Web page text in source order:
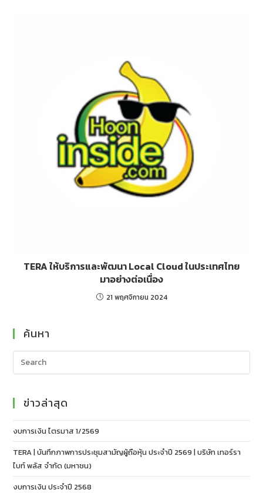
TERA ให้บริการและพัฒนา Local Cloud ในประเทศไทย
มาอย่างต่อเนื่อง
21 พฤศจิกายน 2024
ค้นหา
ข่าวล่าสุด
งบการเงิน ไตรมาส 1/2569
TERA | บันทึกภาพการประชุมสามัญผู้ถือหุ้น ประจำปี 2569 | บริษัท เทอร์รา
ไบท์ พลัส จำกัด (มหาชน)
งบการเงิน ประจำปี 2568